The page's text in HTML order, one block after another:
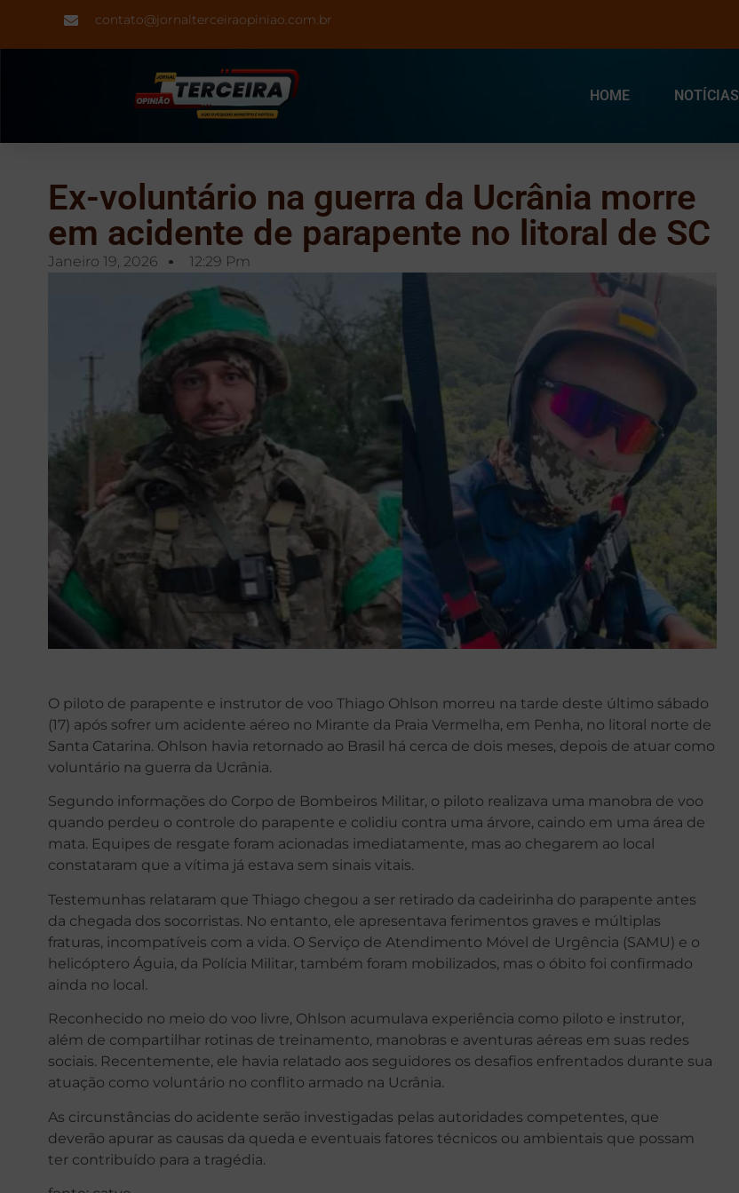
contato@jornalterceiraopiniao.com.br
HOME NOTÍCIAS
Ex-voluntário na guerra da Ucrânia morre
em acidente de parapente no litoral de SC
Janeiro 19, 2026 12:29 Pm
O piloto de parapente e instrutor de voo Thiago Ohlson morreu na tarde deste último sábado
(17) após sofrer um acidente aéreo no Mirante da Praia Vermelha, em Penha, no litoral norte de
Santa Catarina. Ohlson havia retornado ao Brasil há cerca de dois meses, depois de atuar como
voluntário na guerra da Ucrânia.
Segundo informações do Corpo de Bombeiros Militar, o piloto realizava uma manobra de voo
quando perdeu o controle do parapente e colidiu contra uma árvore, caindo em uma área de
mata. Equipes de resgate foram acionadas imediatamente, mas ao chegarem ao local
constataram que a vítima já estava sem sinais vitais.
Testemunhas relataram que Thiago chegou a ser retirado da cadeirinha do parapente antes
da chegada dos socorristas. No entanto, ele apresentava ferimentos graves e múltiplas
fraturas, incompatíveis com a vida. O Serviço de Atendimento Móvel de Urgência (SAMU) e o
helicóptero Águia, da Polícia Militar, também foram mobilizados, mas o óbito foi confirmado
ainda no local.
Reconhecido no meio do voo livre, Ohlson acumulava experiência como piloto e instrutor,
além de compartilhar rotinas de treinamento, manobras e aventuras aéreas em suas redes
sociais. Recentemente, ele havia relatado aos seguidores os desafios enfrentados durante sua
atuação como voluntário no conflito armado na Ucrânia.
As circunstâncias do acidente serão investigadas pelas autoridades competentes, que
deverão apurar as causas da queda e eventuais fatores técnicos ou ambientais que possam
ter contribuído para a tragédia.